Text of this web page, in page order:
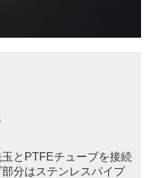
とPTFEチューブを接続
分はステンレスパイプ